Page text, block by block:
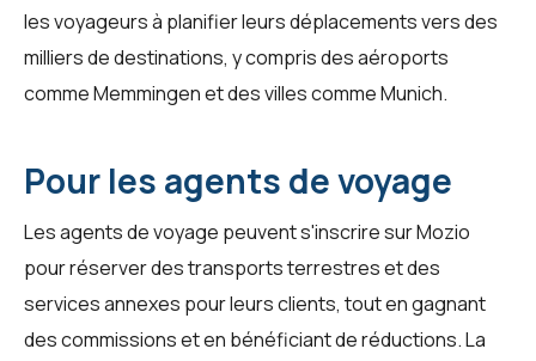
lesvoyageursà planifier leurs déplacements vers des
milliers de destinations, y compris des aéroports
comme Memmingen et des villes comme Munich.
Pour les agents de voyage
Lesagents de voyage peuvent s'inscrire sur Mozio
pour réserver des transports terrestres et des
services annexes pour leurs clients, tout en gagnant
des commissions et en bénéficiant de réductions. La